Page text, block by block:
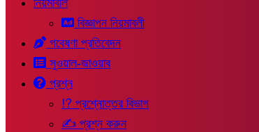
বিজ্ঞাপন নিয়মাবলী
গবেষণা প্রতিবেদন
সুওয়াল-জাওয়াব
প্রশ্ন
⁉ প্রশ্নোত্তর বিভাগ
✍ প্রশ্ন করুন